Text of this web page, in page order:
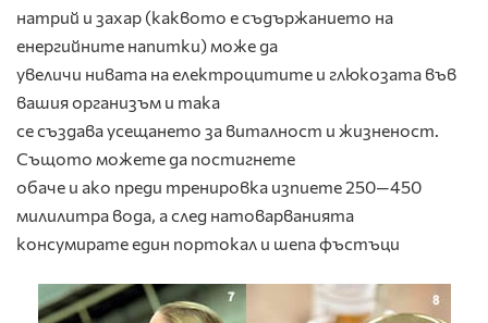
натрий и захар (каквото е съдържанието на
енергийните напитки) може да
увеличи нивата на електроцитите и глюкозата във
вашия организъм и така
се създава усещането за виталност и жизненост.
Същото можете да постигнете
обаче и ако преди тренировка изпиете 250—450
милилитра вода, а след натоварванията
консумирате един портокал и шепа фъстъци